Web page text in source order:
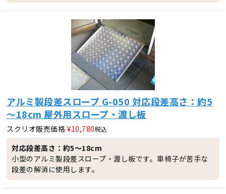
アルミ製段差スロープ G-050 対応段差高さ：約5
～18cm 屋外用スロープ・渡し板
スクリオ販売価格 ¥10,780税込
対応段差高さ：約5～18cm
小型のアルミ製段差スロープ・渡し板です。車椅子が苦手な
段差の解消に使用します。